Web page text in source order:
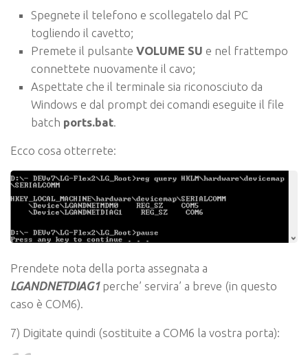
Spegnete il telefono e scollegatelo dal PC
togliendo il cavetto;
Premete il pulsante VOLUME SU e nel frattempo
connettete nuovamente il cavo;
Aspettate che il terminale sia riconosciuto da
Windows e dal prompt dei comandi eseguite il file
batch ports.bat
Ecco cosa otterrete:
Prendete nota della porta assegnata a
LGANDNETDIAG1perche’ servira’ a breve (in questo
caso è COM6).
7) Digitate quindi (sostituite a COM6 la vostra porta):